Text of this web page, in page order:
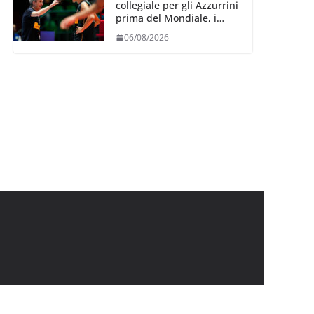
collegiale per gli Azzurrini
prima del Mondiale, i
06/08/2026